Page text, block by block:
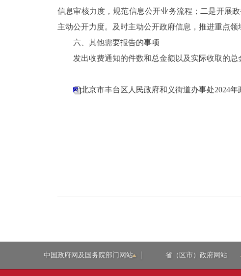
信息审核力度，规范信息公开业务流程；二是开展
主动公开力度。及时主动公开政府信息，推进重点
六、其他需要报告的事项
发出收费通知的件数和总金额以及实际收取的总
北京市丰台区人民政府和义街道办事处2024
中国政府网及国务院部门网站 省（区市）政府网站